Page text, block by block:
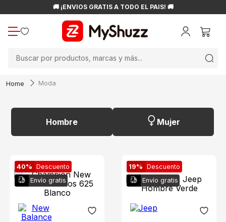
🚚 ¡ENVÍOS GRATIS A TODO EL PAÍS! 🚚
Moda
Hombre Mujer
40%
Descuento
Envío gratis
19%
Descuento
Envío gratis